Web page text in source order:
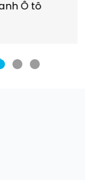
Ô tô